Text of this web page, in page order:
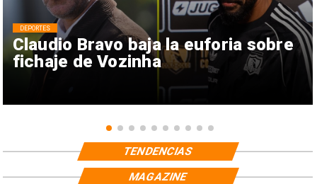
Claudio Bravo baja la euforia sobre
fichaje de Vozinha
DEPORTES
TENDENCIAS
MAGAZINE